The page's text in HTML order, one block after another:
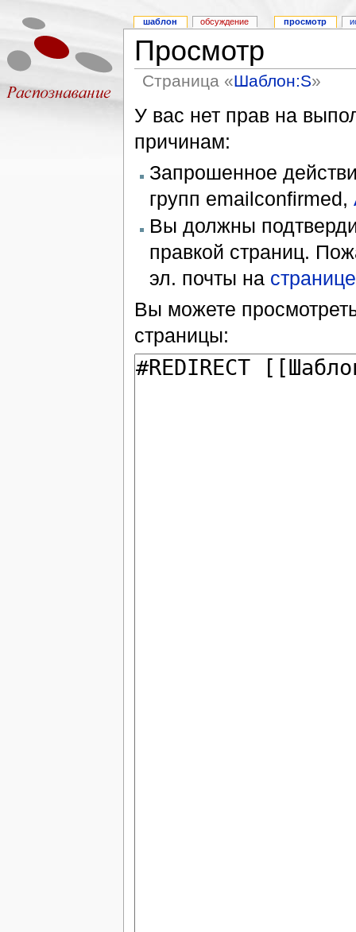
Просмотр
Страница «Шаблон:S»
У вас нет прав на
причинам:
Запрошенное
групп emailconfirmed,
Вы должны
правкой страниц.
эл. почты на
Вы можете
страницы:
шаблон обсуждение просмотр